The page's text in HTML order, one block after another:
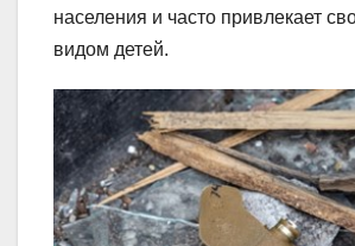
населения и часто привлекает
видом детей.